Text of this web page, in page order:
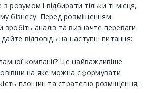
розумом і відбирати тільки ті місця,
бізнесу. Перед розміщенням
зробіть аналіз та визначте переваги
дайте відповідь на наступні питання:
компанії? Це найважливіше
на яке можна сформувати
площин та стратегію розміщення;